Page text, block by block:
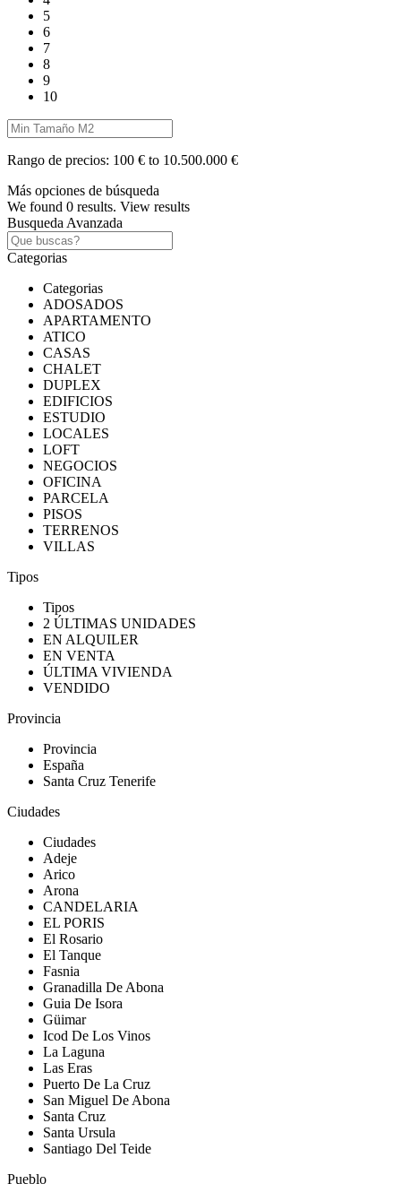
5
6
7
8
9
10
Rango de precios: 100 € to 10.500.000 €
Más opciones de búsqueda
We found 0 results. View results
Busqueda Avanzada
Categorias
Categorias
ADOSADOS
APARTAMENTO
ATICO
CASAS
CHALET
DUPLEX
EDIFICIOS
ESTUDIO
LOCALES
LOFT
NEGOCIOS
OFICINA
PARCELA
PISOS
TERRENOS
VILLAS
Tipos
Tipos
2 ÚLTIMAS UNIDADES
EN ALQUILER
EN VENTA
ÚLTIMA VIVIENDA
VENDIDO
Provincia
Provincia
España
Santa Cruz Tenerife
Ciudades
Ciudades
Adeje
Arico
Arona
CANDELARIA
EL PORIS
El Rosario
El Tanque
Fasnia
Granadilla De Abona
Guia De Isora
Güimar
Icod De Los Vinos
La Laguna
Las Eras
Puerto De La Cruz
San Miguel De Abona
Santa Cruz
Santa Ursula
Santiago Del Teide
Pueblo